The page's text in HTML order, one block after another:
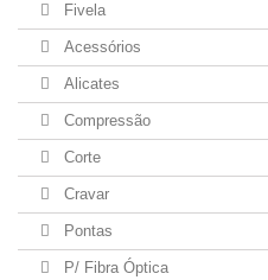
Fivela
Acessórios
Alicates
Compressão
Corte
Cravar
Pontas
P/ Fibra Óptica